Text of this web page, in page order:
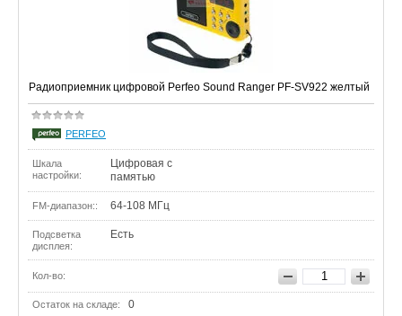
Радиоприемник цифровой Perfeo Sound Ranger PF-SV922 желтый
PERFEO
Шкала
настройки:
Цифровая с
памятью
FM-диапазон:: 64-108 МГц
Подсветка
дисплея:
Есть
Кол-во:
Остаток на складе: 0